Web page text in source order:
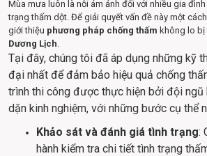
Mùa mưa luôn là nỗi ám ảnh đối với nhiều gia
trạng thấm dột. Để giải quyết vấn đề này một
giới thiệu phương pháp chống thấm không lo bị
Dương Lịch.
Tại đây, chúng tôi đã áp dụng những kỹ
đại nhất để đảm bảo hiệu quả chống
trình thi công được thực hiện bởi đội ngũ
dặn kinh nghiệm, với những bước cụ thể
Khảo sát và đánh giá tình trạng:
hành kiểm tra chi tiết tình trạng